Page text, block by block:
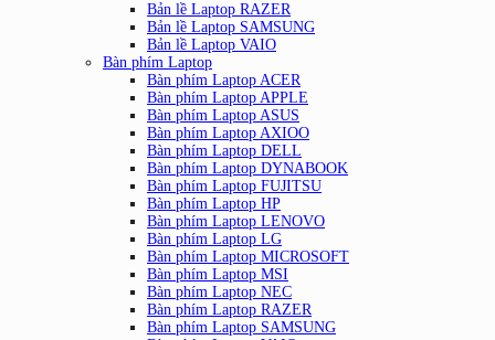
Bản lề Laptop RAZER
Bản lề Laptop SAMSUNG
Bản lề Laptop VAIO
Bàn phím Laptop
Bàn phím Laptop ACER
Bàn phím Laptop APPLE
Bàn phím Laptop ASUS
Bàn phím Laptop AXIOO
Bàn phím Laptop DELL
Bàn phím Laptop DYNABOOK
Bàn phím Laptop FUJITSU
Bàn phím Laptop HP
Bàn phím Laptop LENOVO
Bàn phím Laptop LG
Bàn phím Laptop MICROSOFT
Bàn phím Laptop MSI
Bàn phím Laptop NEC
Bàn phím Laptop RAZER
Bàn phím Laptop SAMSUNG